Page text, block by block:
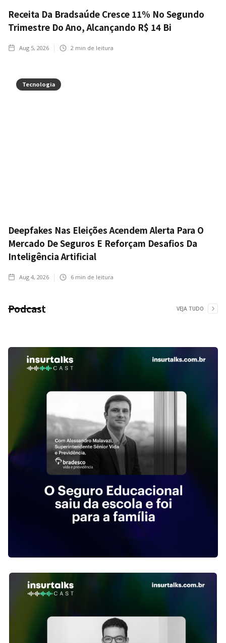
Receita Da Bradsaúde Cresce 11% No Segundo
Trimestre Do Ano, Alcançando R$ 14 Bi
Aug 5, 2026 2 min de leitura
Tecnologia
Deepfakes Nas Eleições Acendem Alerta Para O
Mercado De Seguros E Reforçam Desafios Da
Inteligência Artificial
Aug 4, 2026 6 min de leitura
Podcast VEJA TUDO